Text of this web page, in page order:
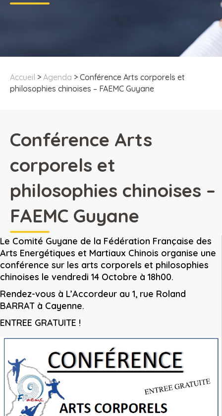
Accueil > Agenda > Conférence Arts corporels et
philosophies chinoises – FAEMC Guyane
Conférence Arts
corporels et
philosophies chinoises –
FAEMC Guyane
Le Comité Guyane de la Fédération Française des
Arts Energétiques et Martiaux Chinois organise une
conférence sur les arts corporels et philosophies
chinoises le vendredi 14 Octobre à 18h00.
Rendez-vous à L’Accordeur au 1, rue Roland
BARRAT à Cayenne.
ENTREE GRATUITE !